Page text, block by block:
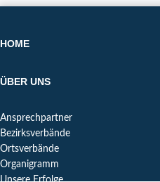
HOME
ÜBER UNS
Ansprechpartner
Bezirksverbände
Ortsverbände
Organigramm